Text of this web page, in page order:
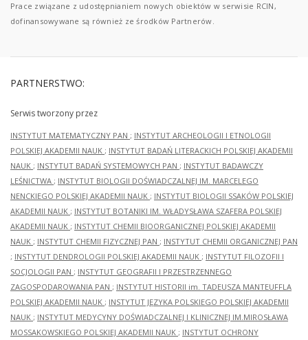
Prace związane z udostępnianiem nowych obiektów w serwisie RCIN,
dofinansowywane są również ze środków Partnerów.
PARTNERSTWO:
Serwis tworzony przez
INSTYTUT MATEMATYCZNY PAN ; INSTYTUT ARCHEOLOGII I ETNOLOGII
POLSKIEJ AKADEMII NAUK ; INSTYTUT BADAŃ LITERACKICH POLSKIEJ AKADEMII
NAUK ; INSTYTUT BADAŃ SYSTEMOWYCH PAN ; INSTYTUT BADAWCZY
LEŚNICTWA ; INSTYTUT BIOLOGII DOŚWIADCZALNEJ IM. MARCELEGO
NENCKIEGO POLSKIEJ AKADEMII NAUK ; INSTYTUT BIOLOGII SSAKÓW POLSKIEJ
AKADEMII NAUK ; INSTYTUT BOTANIKI IM. WŁADYSŁAWA SZAFERA POLSKIEJ
AKADEMII NAUK ; INSTYTUT CHEMII BIOORGANICZNEJ POLSKIEJ AKADEMII
NAUK ; INSTYTUT CHEMII FIZYCZNEJ PAN ; INSTYTUT CHEMII ORGANICZNEJ PAN
; INSTYTUT DENDROLOGII POLSKIEJ AKADEMII NAUK ; INSTYTUT FILOZOFII I
SOCJOLOGII PAN ; INSTYTUT GEOGRAFII I PRZESTRZENNEGO
ZAGOSPODAROWANIA PAN ; INSTYTUT HISTORII im. TADEUSZA MANTEUFFLA
POLSKIEJ AKADEMII NAUK ; INSTYTUT JĘZYKA POLSKIEGO POLSKIEJ AKADEMII
NAUK ; INSTYTUT MEDYCYNY DOŚWIADCZALNEJ I KLINICZNEJ IM.MIROSŁAWA
MOSSAKOWSKIEGO POLSKIEJ AKADEMII NAUK ; INSTYTUT OCHRONY